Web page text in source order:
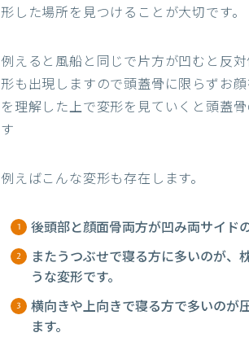
形した場所を見つけることが大切です。
例えると風船と同じで片方が凹むと反
形も出現しますので頭蓋骨に限らずお
を理解した上で変形を見ていくと頭蓋
す
例えばこんな変形も存在します。
後頭部と顔面骨両方が凹み両サイド
またうつぶせで寝る方に多いのが、
うな変形です。
横向きや上向きで寝る方で多いのが
ます。